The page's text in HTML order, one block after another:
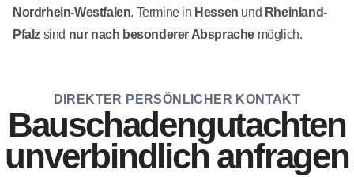
Nordrhein-Westfalen. Termine in Hessen und Rheinland-
Pfalz sind nur nach besonderer Absprache möglich.
DIREKTER PERSÖNLICHER KONTAKT
Bauschadengutachten
unverbindlich anfragen